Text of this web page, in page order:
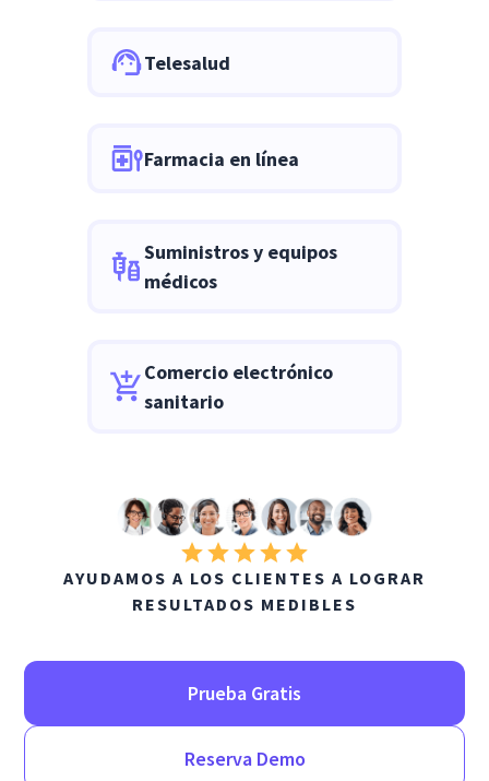
Telesalud
Farmacia en línea
Suministros y equipos
médicos
Comercio electrónico
sanitario
AYUDAMOS A LOS CLIENTES A LOGRAR
RESULTADOS MEDIBLES
Prueba Gratis
Reserva Demo